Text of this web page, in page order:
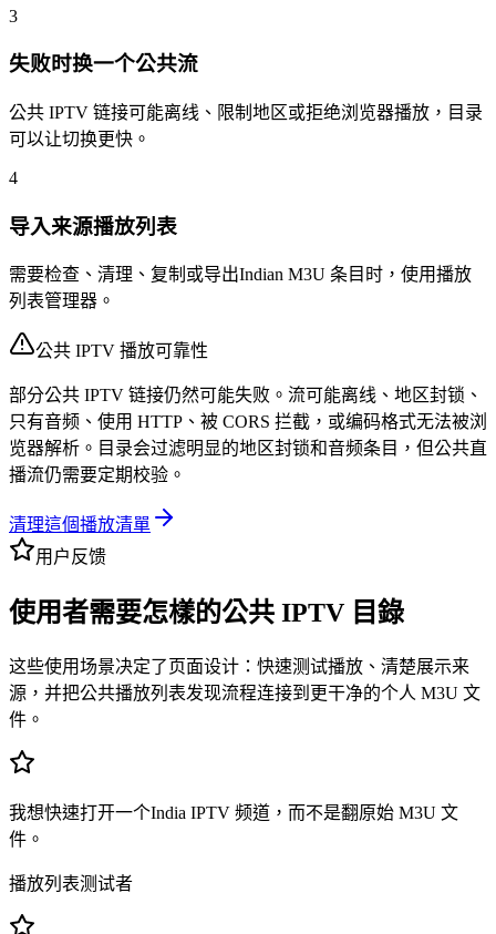
3
失败时换一个公共流
公共 IPTV 链接可能离线、限制地区或拒绝浏览器播放，目录
可以让切换更快。
4
导入来源播放列表
需要检查、清理、复制或导出Indian M3U 条目时，使用播放
列表管理器。
公共 IPTV 播放可靠性
部分公共 IPTV 链接仍然可能失败。流可能离线、地区封锁、
只有音频、使用 HTTP、被 CORS 拦截，或编码格式无法被浏
览器解析。目录会过滤明显的地区封锁和音频条目，但公共直
播流仍需要定期校验。
清理這個播放清單
用户反馈
使用者需要怎樣的公共 IPTV 目錄
这些使用场景决定了页面设计：快速测试播放、清楚展示来
源，并把公共播放列表发现流程连接到更干净的个人 M3U 文
件。
我想快速打开一个India IPTV 频道，而不是翻原始 M3U 文
件。
播放列表测试者